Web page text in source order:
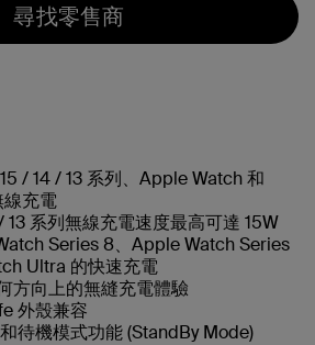
尋找零售商
/ 14 / 13 系列、Apple Watch 和
充電
13 系列無線充電速度最高可達 15W
Series 8、Apple Watch Series
Ultra 的快速充電
方向上的無縫充電體驗
外殼兼容
待機模式功能 (StandBy Mode)